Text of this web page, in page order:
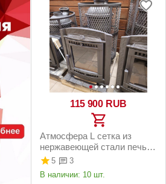
115 900 RUB
Атмосфера L сетка из
нержавеющей стали печь
для бани чугунная
5
3
В наличии: 10 шт.